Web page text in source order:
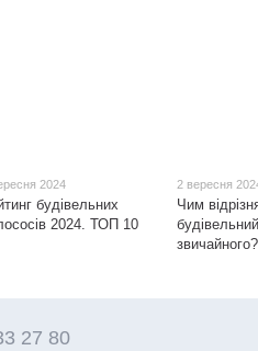
2024
будівельних
2024. ТОП 10
2 вересня
Чим
звичайного?
27 80